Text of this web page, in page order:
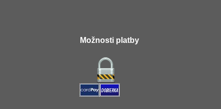
Možnosti platby